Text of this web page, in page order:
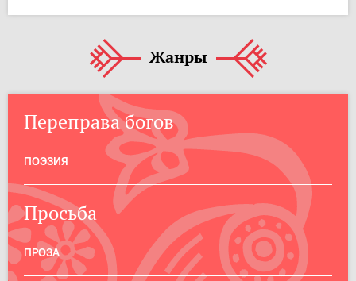
Жанры
Переправа богов
ПОЭЗИЯ
Просьба
ПРОЗА